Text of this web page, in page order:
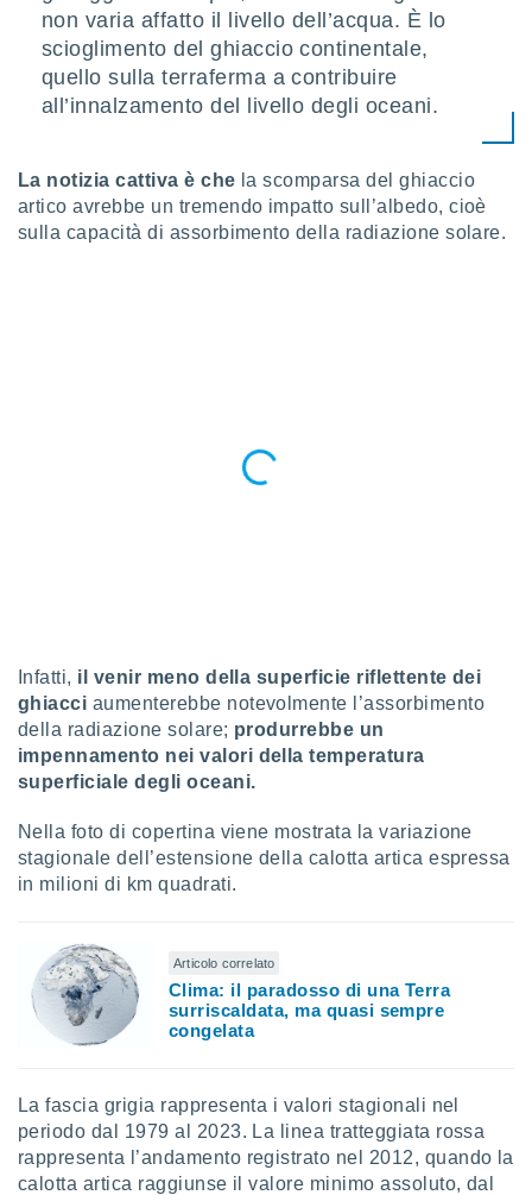
non varia affatto il livello dell’acqua. È lo
scioglimento del ghiaccio continentale,
quello sulla terraferma a contribuire
all’innalzamento del livello degli oceani.
La notizia cattiva è che la scomparsa del ghiaccio
artico avrebbe un tremendo impatto sull’albedo, cioè
sulla capacità di assorbimento della radiazione solare.
Infatti, il venir meno della superficie riflettente dei
ghiacci aumenterebbe notevolmente l’assorbimento
della radiazione solare; produrrebbe un
impennamento nei valori della temperatura
superficiale degli oceani.
Nella foto di copertina viene mostrata la variazione
stagionale dell’estensione della calotta artica espressa
in milioni di km quadrati.
Articolo correlato
Clima: il paradosso di una Terra
surriscaldata, ma quasi sempre
congelata
La fascia grigia rappresenta i valori stagionali nel
periodo dal 1979 al 2023. La linea tratteggiata rossa
rappresenta l’andamento registrato nel 2012, quando la
calotta artica raggiunse il valore minimo assoluto, dal